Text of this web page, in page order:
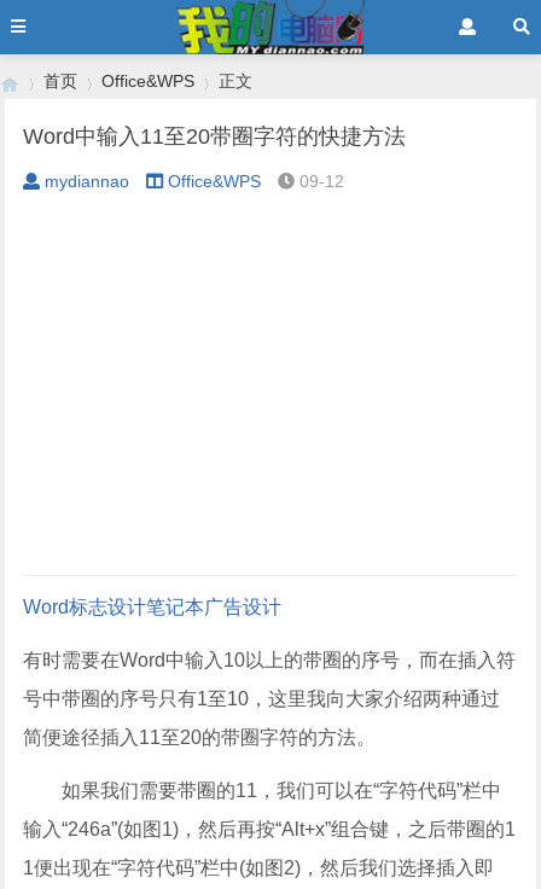
›
首页
›
Office&WPS
›
正文
Word中输入11至20带圈字符的快捷方法
mydiannao Office&WPS 09-12
Word标志设计笔记本广告设计
有时需要在Word中输入10以上的带圈的序号，而在插入符
号中带圈的序号只有1至10，这里我向大家介绍两种通过
简便途径插入11至20的带圈字符的方法。
如果我们需要带圈的11，我们可以在“字符代码”栏中
输入“246a”(如图1)，然后再按“Alt+x”组合键，之后带圈的1
1便出现在“字符代码”栏中(如图2)，然后我们选择插入即